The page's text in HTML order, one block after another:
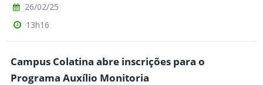
26/02/25
13h16
Campus Colatina abre inscrições para o
Programa Auxílio Monitoria